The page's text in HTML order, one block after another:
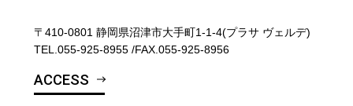
〒410-0801 静岡県沼津市大手町1-1-4(プラサ ヴェルデ)
TEL.055-925-8955 /FAX.055-925-8956
ACCESS